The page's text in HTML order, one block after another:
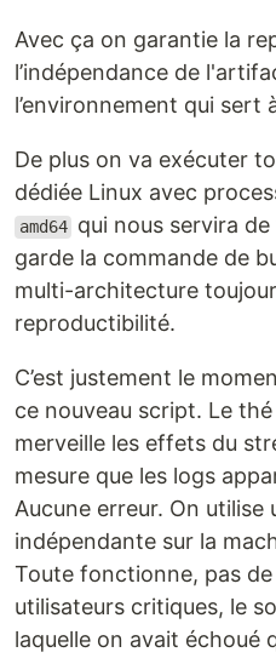
Avec ça on garantie la
l’indépendance de
l’environnement qui sert
De plus on va exécuter
dédiée Linux avec
amd64 qui nous servira de
garde la commande de
multi-architecture
reproductibilité.
C’est justement le
ce nouveau script. Le
merveille les effets du
mesure que les logs
Aucune erreur. On utilise
indépendante sur la
Toute fonctionne, pas
utilisateurs critiques, le
laquelle on avait échoué